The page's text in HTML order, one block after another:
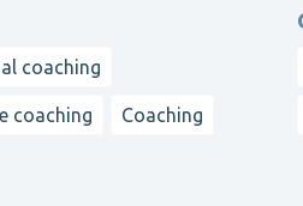
coaching
coaching Coaching